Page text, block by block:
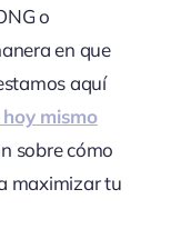
o
en que
aquí
mismo
sobre cómo
maximizar tu